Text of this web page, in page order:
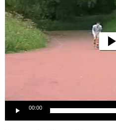
00:00